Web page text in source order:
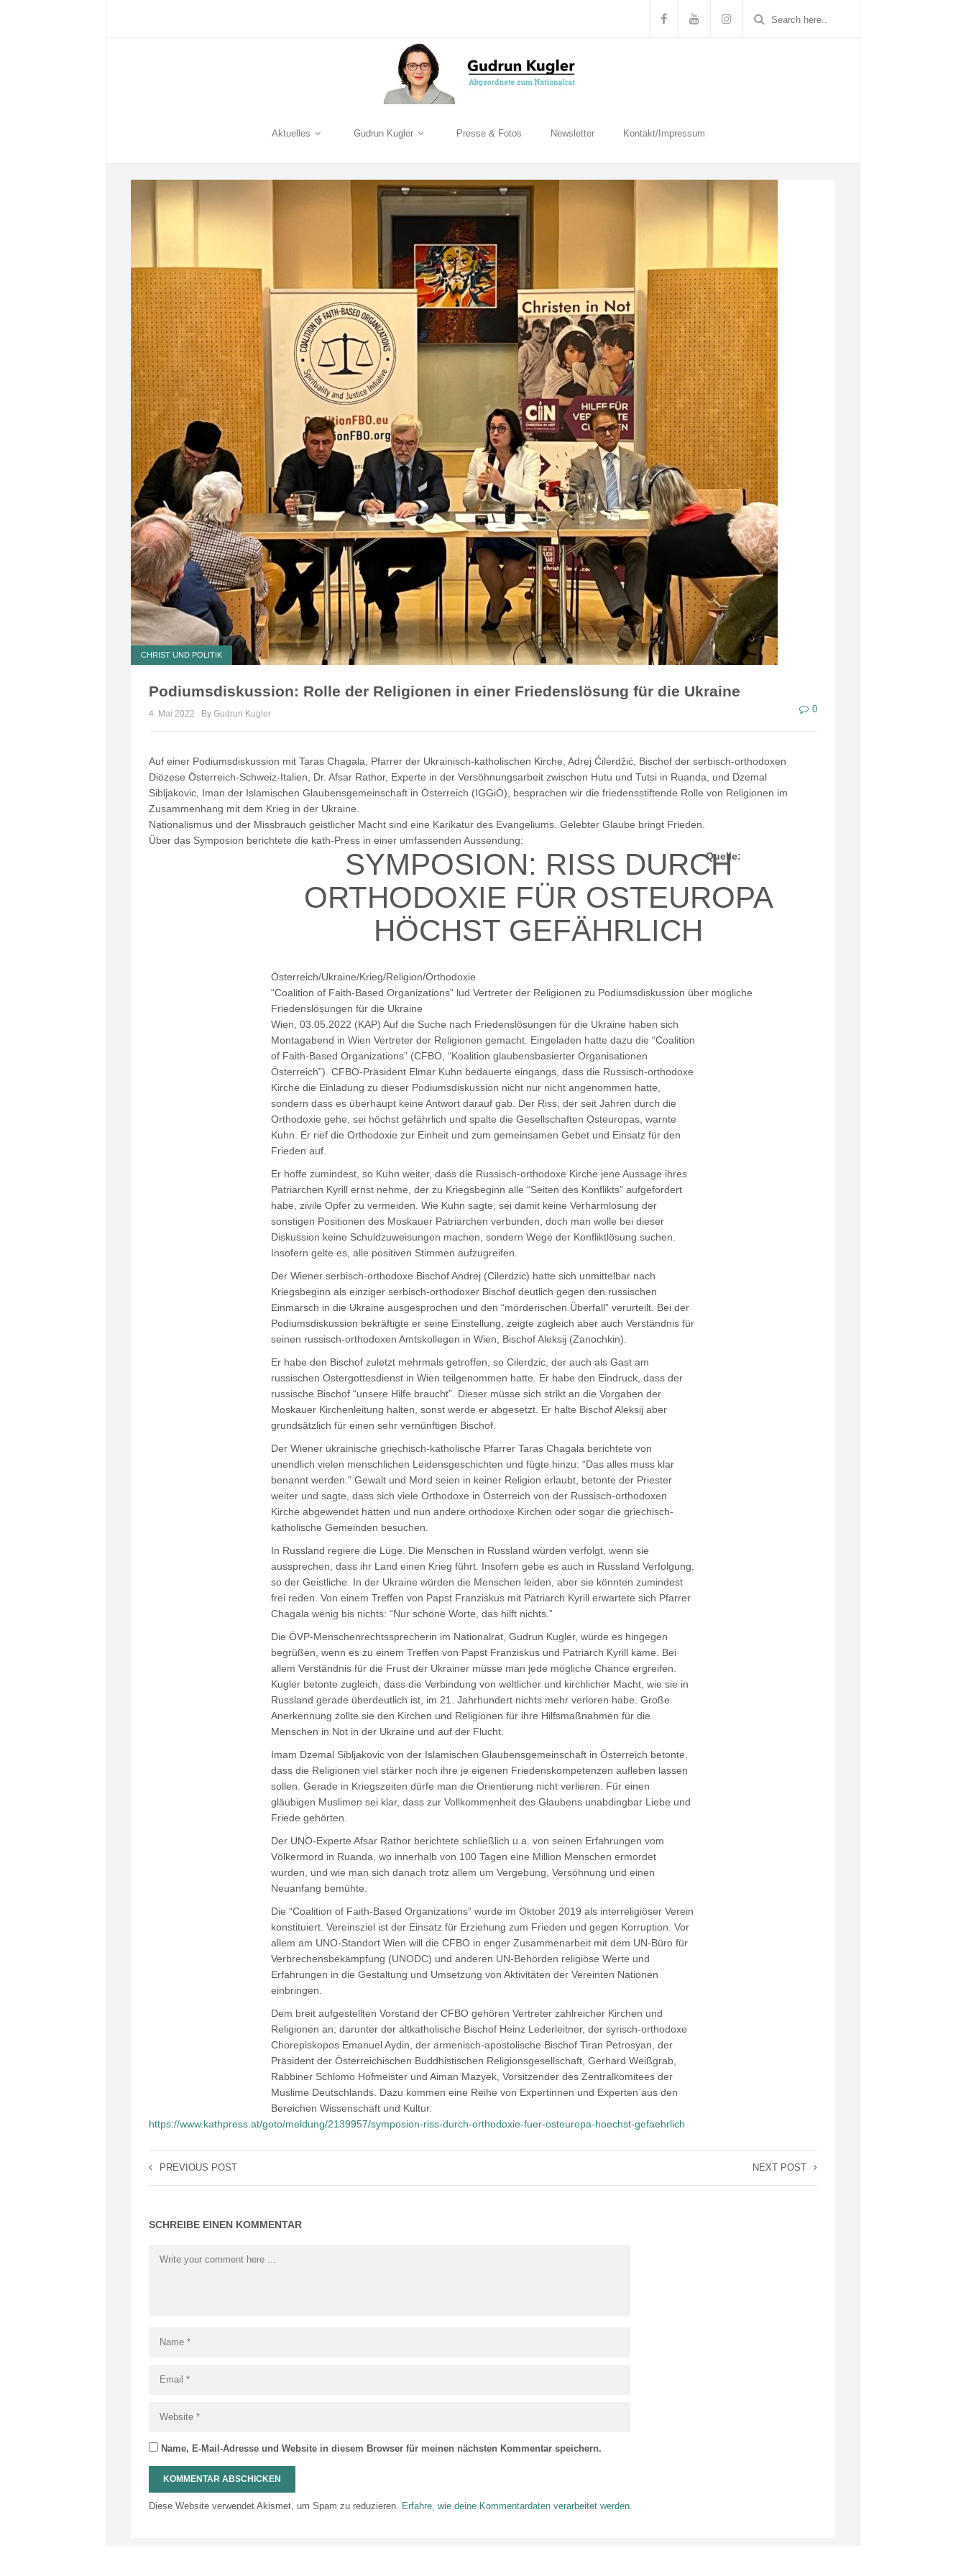
Aktuelles Gudrun Kugler Presse & Fotos Newsletter Kontakt/Impressum
CHRIST UND POLITIK
Podiumsdiskussion: Rolle der Religionen in einer Friedenslösung für die Ukraine
4. Mai 2022 By Gudrun Kugler 0
Auf einer Podiumsdiskussion mit Taras Chagala, Pfarrer der Ukrainisch-katholischen Kirche, Adrej Ćilerdžić, Bischof der serbisch-orthodoxen
Diözese Österreich-Schweiz-Italien, Dr. Afsar Rathor, Experte in der Versöhnungsarbeit zwischen Hutu und Tutsi in Ruanda, und Dzemal
Sibljakovic, Iman der Islamischen Glaubensgemeinschaft in Österreich (IGGiÖ), besprachen wir die friedensstiftende Rolle von Religionen im
Zusammenhang mit dem Krieg in der Ukraine.
Nationalismus und der Missbrauch geistlicher Macht sind eine Karikatur des Evangeliums. Gelebter Glaube bringt Frieden.
Über das Symposion berichtete die kath-Press in einer umfassenden Aussendung:
SYMPOSION: RISS DURCH
ORTHODOXIE FÜR OSTEUROPA
HÖCHST GEFÄHRLICH
Österreich/Ukraine/Krieg/Religion/Orthodoxie
“Coalition of Faith-Based Organizations” lud Vertreter der Religionen zu Podiumsdiskussion über mögliche
Friedenslösungen für die Ukraine
Wien, 03.05.2022 (KAP) Auf die Suche nach Friedenslösungen für die Ukraine haben sich
Montagabend in Wien Vertreter der Religionen gemacht. Eingeladen hatte dazu die “Coalition
of Faith-Based Organizations” (CFBO, “Koalition glaubensbasierter Organisationen
Österreich”). CFBO-Präsident Elmar Kuhn bedauerte eingangs, dass die Russisch-orthodoxe
Kirche die Einladung zu dieser Podiumsdiskussion nicht nur nicht angenommen hatte,
sondern dass es überhaupt keine Antwort darauf gab. Der Riss, der seit Jahren durch die
Orthodoxie gehe, sei höchst gefährlich und spalte die Gesellschaften Osteuropas, warnte
Kuhn. Er rief die Orthodoxie zur Einheit und zum gemeinsamen Gebet und Einsatz für den
Frieden auf.
Er hoffe zumindest, so Kuhn weiter, dass die Russisch-orthodoxe Kirche jene Aussage ihres
Patriarchen Kyrill ernst nehme, der zu Kriegsbeginn alle “Seiten des Konflikts” aufgefordert
habe, zivile Opfer zu vermeiden. Wie Kuhn sagte, sei damit keine Verharmlosung der
sonstigen Positionen des Moskauer Patriarchen verbunden, doch man wolle bei dieser
Diskussion keine Schuldzuweisungen machen, sondern Wege der Konfliktlösung suchen.
Insofern gelte es, alle positiven Stimmen aufzugreifen.
Der Wiener serbisch-orthodoxe Bischof Andrej (Cilerdzic) hatte sich unmittelbar nach
Kriegsbeginn als einziger serbisch-orthodoxer Bischof deutlich gegen den russischen
Einmarsch in die Ukraine ausgesprochen und den “mörderischen Überfall” verurteilt. Bei der
Podiumsdiskussion bekräftigte er seine Einstellung, zeigte zugleich aber auch Verständnis für
seinen russisch-orthodoxen Amtskollegen in Wien, Bischof Aleksij (Zanochkin).
Er habe den Bischof zuletzt mehrmals getroffen, so Cilerdzic, der auch als Gast am
russischen Ostergottesdienst in Wien teilgenommen hatte. Er habe den Eindruck, dass der
russische Bischof “unsere Hilfe braucht”. Dieser müsse sich strikt an die Vorgaben der
Moskauer Kirchenleitung halten, sonst werde er abgesetzt. Er halte Bischof Aleksij aber
grundsätzlich für einen sehr vernünftigen Bischof.
Der Wiener ukrainische griechisch-katholische Pfarrer Taras Chagala berichtete von
unendlich vielen menschlichen Leidensgeschichten und fügte hinzu: “Das alles muss klar
benannt werden.” Gewalt und Mord seien in keiner Religion erlaubt, betonte der Priester
weiter und sagte, dass sich viele Orthodoxe in Österreich von der Russisch-orthodoxen
Kirche abgewendet hätten und nun andere orthodoxe Kirchen oder sogar die griechisch-
katholische Gemeinden besuchen.
In Russland regiere die Lüge. Die Menschen in Russland würden verfolgt, wenn sie
aussprechen, dass ihr Land einen Krieg führt. Insofern gebe es auch in Russland Verfolgung,
so der Geistliche. In der Ukraine würden die Menschen leiden, aber sie könnten zumindest
frei reden. Von einem Treffen von Papst Franziskus mit Patriarch Kyrill erwartete sich Pfarrer
Chagala wenig bis nichts: “Nur schöne Worte, das hilft nichts.”
Die ÖVP-Menschenrechtssprecherin im Nationalrat, Gudrun Kugler, würde es hingegen
begrüßen, wenn es zu einem Treffen von Papst Franziskus und Patriarch Kyrill käme. Bei
allem Verständnis für die Frust der Ukrainer müsse man jede mögliche Chance ergreifen.
Kugler betonte zugleich, dass die Verbindung von weltlicher und kirchlicher Macht, wie sie in
Russland gerade überdeutlich ist, im 21. Jahrhundert nichts mehr verloren habe. Große
Anerkennung zollte sie den Kirchen und Religionen für ihre Hilfsmaßnahmen für die
Menschen in Not in der Ukraine und auf der Flucht.
Imam Dzemal Sibljakovic von der Islamischen Glaubensgemeinschaft in Österreich betonte,
dass die Religionen viel stärker noch ihre je eigenen Friedenskompetenzen aufleben lassen
sollen. Gerade in Kriegszeiten dürfe man die Orientierung nicht verlieren. Für einen
gläubigen Muslimen sei klar, dass zur Vollkommenheit des Glaubens unabdingbar Liebe und
Friede gehörten.
Der UNO-Experte Afsar Rathor berichtete schließlich u.a. von seinen Erfahrungen vom
Völkermord in Ruanda, wo innerhalb von 100 Tagen eine Million Menschen ermordet
wurden, und wie man sich danach trotz allem um Vergebung, Versöhnung und einen
Neuanfang bemühte.
Die “Coalition of Faith-Based Organizations” wurde im Oktober 2019 als interreligiöser Verein
konstituiert. Vereinsziel ist der Einsatz für Erziehung zum Frieden und gegen Korruption. Vor
allem am UNO-Standort Wien will die CFBO in enger Zusammenarbeit mit dem UN-Büro für
Verbrechensbekämpfung (UNODC) und anderen UN-Behörden religiöse Werte und
Erfahrungen in die Gestaltung und Umsetzung von Aktivitäten der Vereinten Nationen
einbringen.
Dem breit aufgestellten Vorstand der CFBO gehören Vertreter zahlreicher Kirchen und
Religionen an; darunter der altkatholische Bischof Heinz Lederleitner, der syrisch-orthodoxe
Chorepiskopos Emanuel Aydin, der armenisch-apostolische Bischof Tiran Petrosyan, der
Präsident der Österreichischen Buddhistischen Religionsgesellschaft, Gerhard Weißgrab,
Rabbiner Schlomo Hofmeister und Aiman Mazyek, Vorsitzender des Zentralkomitees der
Muslime Deutschlands. Dazu kommen eine Reihe von Expertinnen und Experten aus den
Bereichen Wissenschaft und Kultur.
Quelle:
https://www.kathpress.at/goto/meldung/2139957/symposion-riss-durch-orthodoxie-fuer-osteuropa-hoechst-gefaehrlich
PREVIOUS POST NEXT POST
SCHREIBE EINEN KOMMENTAR
Name, E-Mail-Adresse und Website in diesem Browser für meinen nächsten Kommentar speichern.
Diese Website verwendet Akismet, um Spam zu reduzieren. Erfahre, wie deine Kommentardaten verarbeitet werden.